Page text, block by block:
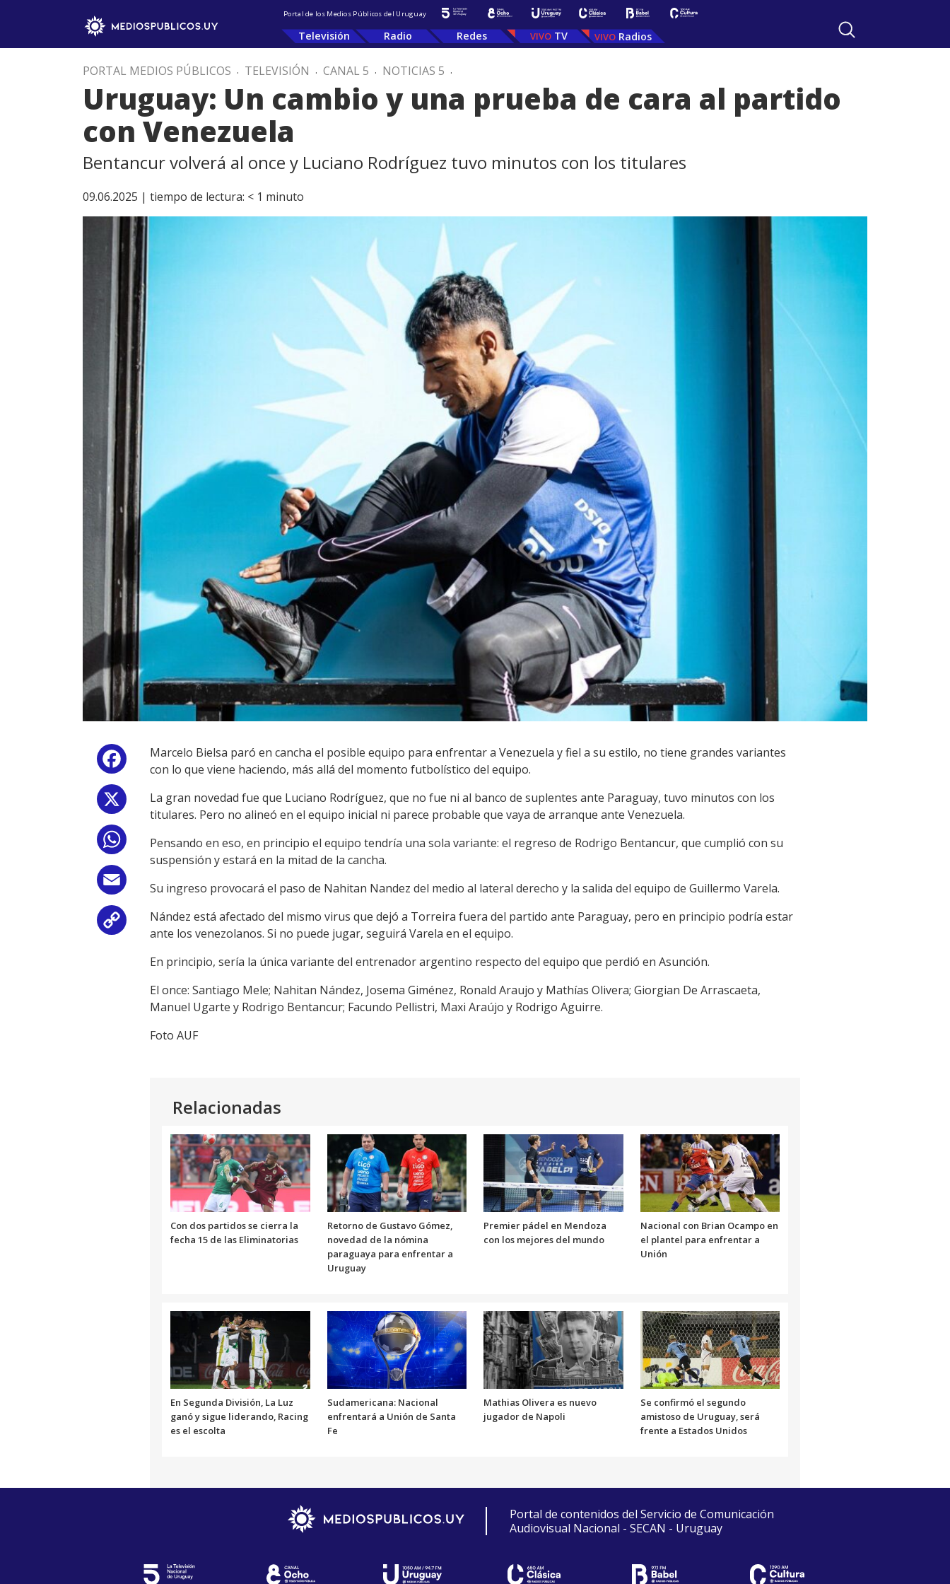
Portal de los Medios Públicos del Uruguay
Televisión Radio Redes TV Radios
PORTAL MEDIOS PÚBLICOS . TELEVISIÓN . CANAL 5 . NOTICIAS 5 .
Uruguay: Un cambio y una prueba de cara al partido
con Venezuela
Bentancur volverá al once y Luciano Rodríguez tuvo minutos con los titulares
09.06.2025 | tiempo de lectura: < 1 minuto
Facebook
WhatsApp
Email
Copy
Marcelo Bielsa paró en cancha el posible equipo para enfrentar a Venezuela y fiel a su estilo, no tiene grandes variantes
con lo que viene haciendo, más allá del momento futbolístico del equipo.
La gran novedad fue que Luciano Rodríguez, que no fue ni al banco de suplentes ante Paraguay, tuvo minutos con los
titulares. Pero no alineó en el equipo inicial ni parece probable que vaya de arranque ante Venezuela.
Pensando en eso, en principio el equipo tendría una sola variante: el regreso de Rodrigo Bentancur, que cumplió con su
suspensión y estará en la mitad de la cancha.
Su ingreso provocará el paso de Nahitan Nandez del medio al lateral derecho y la salida del equipo de Guillermo Varela.
Nández está afectado del mismo virus que dejó a Torreira fuera del partido ante Paraguay, pero en principio podría estar
ante los venezolanos. Si no puede jugar, seguirá Varela en el equipo.
En principio, sería la única variante del entrenador argentino respecto del equipo que perdió en Asunción.
El once: Santiago Mele; Nahitan Nández, Josema Giménez, Ronald Araujo y Mathías Olivera; Giorgian De Arrascaeta,
Manuel Ugarte y Rodrigo Bentancur; Facundo Pellistri, Maxi Araújo y Rodrigo Aguirre.
Foto AUF
Relacionadas
Con dos partidos se cierra la
fecha 15 de las Eliminatorias
Retorno de Gustavo Gómez,
novedad de la nómina
paraguaya para enfrentar a
Uruguay
Premier pádel en Mendoza
con los mejores del mundo
Nacional con Brian Ocampo en
el plantel para enfrentar a
Unión
En Segunda División, La Luz
ganó y sigue liderando, Racing
es el escolta
Sudamericana: Nacional
enfrentará a Unión de Santa
Fe
Mathias Olivera es nuevo
jugador de Napoli
Se confirmó el segundo
amistoso de Uruguay, será
frente a Estados Unidos
Portal de contenidos del Servicio de Comunicación
Audiovisual Nacional - SECAN - Uruguay